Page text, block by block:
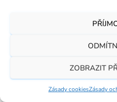
ZOBRAZIT
Zásady cookiesZásady